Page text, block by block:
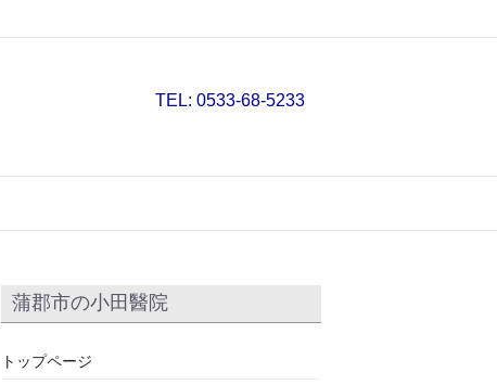
TEL: 0533-68-5233
蒲郡市の小田醫院
トップページ